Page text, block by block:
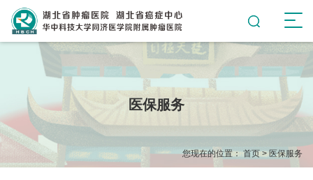
医保服务
您现在的位置： 首页>医保服务